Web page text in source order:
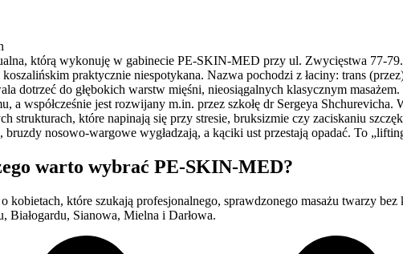
którą wykonuję w gabinecie PE-SKIN-MED przy ul. Zwycięstwa 77-
praktycznie niespotykana. Nazwa pochodzi z łaciny: trans
dotrzeć do głębokich warstw mięśni, nieosiągalnych klasycznym masażem.
a współcześnie jest rozwijany m.in. przez szkołę dr Sergeya
strukturach, które napinają się przy stresie, bruksizmie czy zaciskaniu
nosowo-wargowe wygładzają, a kąciki ust przestają opadać. To
warto wybrać PE-SKIN-MED?
które szukają profesjonalnego, sprawdzonego masażu twarzy
Białogardu, Sianowa, Mielna i Darłowa.